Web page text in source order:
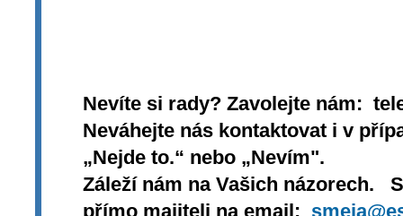
Nevíte si rady? Zavolejte nám:
Neváhejte nás kontaktovat i v
„Nejde to.“ nebo „Nevím".
Záleží nám na Vašich názorech.
přímo majiteli na email: